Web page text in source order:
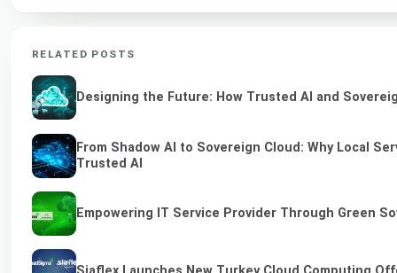
RELATED POSTS
Designing the Future: How Trusted AI and
From Shadow AI to Sovereign Cloud: Why Local
Trusted AI
Empowering IT Service Provider Through Green